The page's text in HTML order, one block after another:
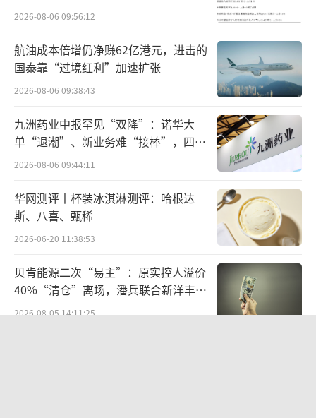
其严格的限制——没有那么大的算力，没有那么
大的电池，也没有那么充裕的空间。但即便如
此，你依然需要把感知系统、小脑、大脑全部
放进去，让它能够理解环境、自主决策、完成
任务。有一次失误就可能坠毁。”张富坦
言，“但也正因为难，技术壁垒足够高，解决
了就是长期核心竞争力。”
张富向我们介绍，传统无人机只能在标准
条件、预设航线、GPS信号良好的环境下作
业，本质上是“飞行工具”，路径、避障、任
务操作主要依靠人持续操作和判断。硅羽要做
的，是让飞行器具备自主理解、决策和任务作
2026-08-06 09:56:12
航油成本倍增仍净赚62亿港元，进击的
国泰靠“过境红利”加速扩张
2026-08-06 09:38:43
九洲药业中报罕见“双降”：诺华大
单“退潮”、新业务难“接棒”，四大
难关待闯
2026-08-06 09:44:11
华网测评丨杯装冰淇淋测评：哈根达
斯、八喜、甄稀
2026-06-20 11:38:53
贝肯能源二次“易主”：原实控人溢价
40%“清仓”离场，潘兵联合新洋丰、
宏科百世拟入主
2026-08-05 14:11:25